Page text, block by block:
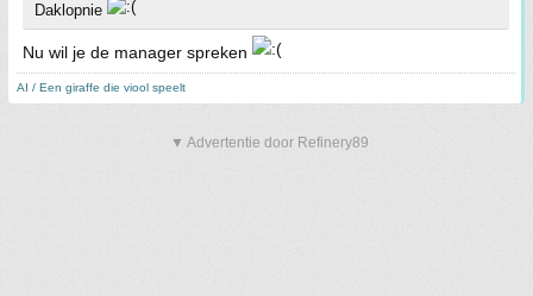
Daklopnie
Nu wil je de manager spreken
AI / Een giraffe die viool speelt
▼ Advertentie door Refinery89